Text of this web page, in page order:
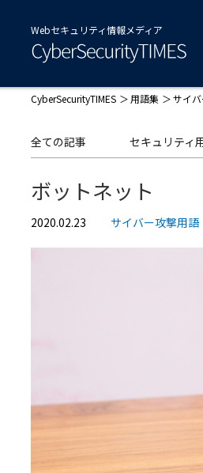
Webセキュリティ情報メディア
CyberSecurityTIMES 用語集 サイ
全ての記事 セキュリティ
ボットネット
2020.02.23 サイバー攻撃用語